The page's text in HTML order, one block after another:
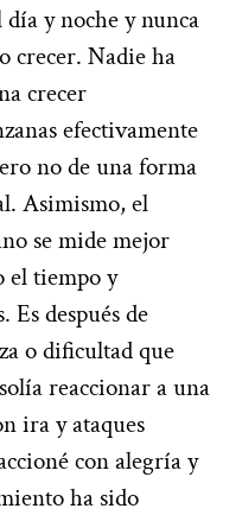
y noche y nunca
crecer. Nadie ha
crecer
efectivamente
no de una forma
Asimismo, el
se mide mejor
el tiempo y
después de
o dificultad que
reaccionar a una
ira y ataques
con alegría y
ha sido